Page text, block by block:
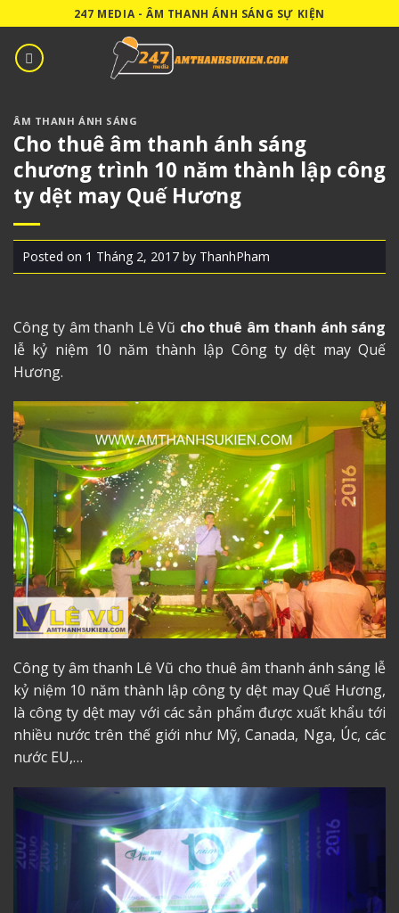
to
content
247 MEDIA - ÂM THANH ÁNH SÁNG SỰ KIỆN
ÂM THANH ÁNH SÁNG
Cho thuê âm thanh ánh sáng
chương trình 10 năm thành lập công
ty dệt may Quế Hương
Posted on 1 Tháng 2, 2017 by ThanhPham
Công ty âm thanh Lê Vũ cho thuê âm thanh ánh sáng
lễ kỷ niệm 10 năm thành lập Công ty dệt may Quế
Hương.
Công ty âm thanh Lê Vũ cho thuê âm thanh ánh sáng lễ
kỷ niệm 10 năm thành lập công ty dệt may Quế Hương,
là công ty dệt may với các sản phẩm được xuất khẩu tới
nhiều nước trên thế giới như Mỹ, Canada, Nga, Úc, các
nước EU,…